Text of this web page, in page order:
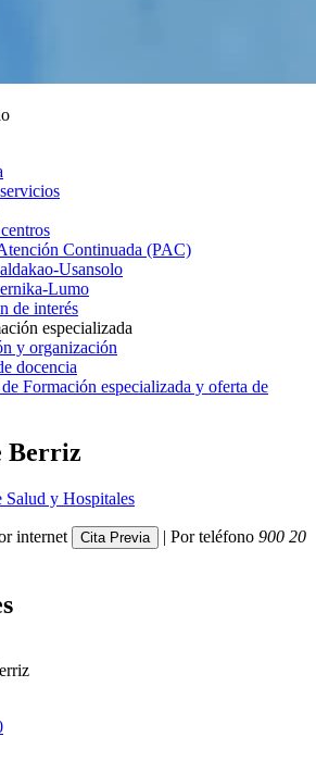
Continuada (PAC)
Usansolo
Lumo
de interés
especializada
y organización
docencia
Formación especializada y oferta de
Berriz
Salud y Hospitales
internet | Por teléfono 900 20